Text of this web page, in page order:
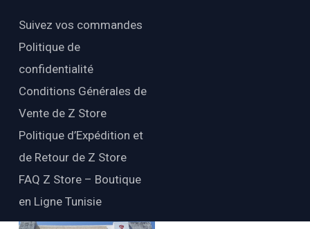
Suivez vos commandes
Politique de
confidentialité
Conditions Générales de
Vente de Z Store
Politique d’Expédition et
de Retour de Z Store
FAQ Z Store – Boutique
en Ligne Tunisie